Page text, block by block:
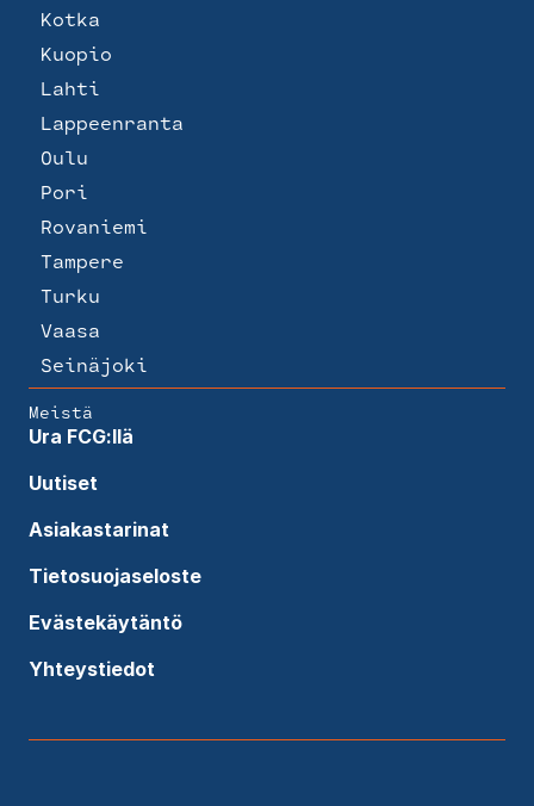
Kotka
Kuopio
Lahti
Lappeenranta
Oulu
Pori
Rovaniemi
Tampere
Turku
Vaasa
Seinäjoki
Meistä
Ura FCG:llä
Uutiset
Asiakastarinat
Tietosuojaseloste
Evästekäytäntö
Yhteystiedot